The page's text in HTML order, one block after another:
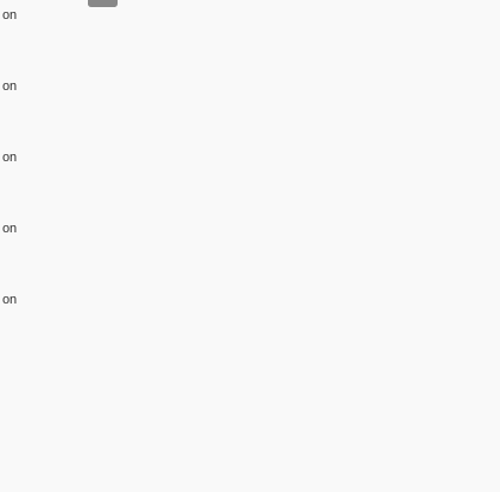
on
on
on
on
on